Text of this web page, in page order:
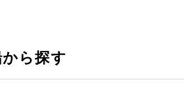
ら探す